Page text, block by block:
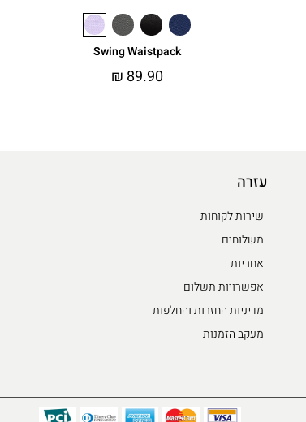
Swing Waistpack
₪ 89.90
עזרה
שירות לקוחות
משלוחים
אחריות
אפשרויות תשלום
מדיניות החזרות והחלפות
מעקב הזמנות